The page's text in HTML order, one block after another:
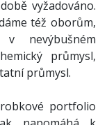
vyžadováno.
též oborům,
nevýbušném
průmysl,
průmysl.
portfolio